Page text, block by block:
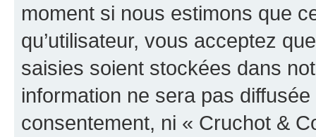
moment si nous estimons que
qu’utilisateur, vous acceptez
saisies soient stockées dans
information ne sera pas
consentement, ni « Cruchot &